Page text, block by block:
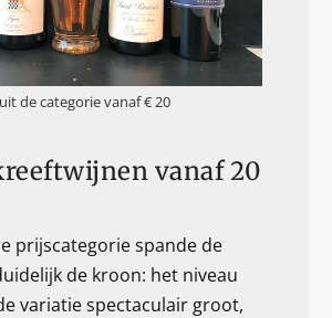
de categorie vanaf € 20
vanaf 20
prijscategorie spande de
de kroon: het niveau
variatie spectaculair groot,